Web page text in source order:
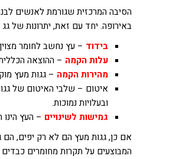
הסיבה המרכזית שגורמת לאנשים
באירופה. יחד עם זאת, יתרונות של
בידוד – עץ נחשב לחומר
עלות הקמה – ההוצאה
מהירות הקמה – גגות מעץ
איטום – שלבי האיטום של
ובעלויות נמוכות.
גמישות לשינויים – העץ
אם כן, גגות מעץ הם לא רק יפים, הם
המבוצעים על תקרות מחומרים כבדים